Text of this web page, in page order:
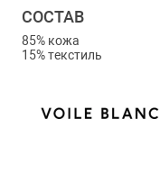
СОСТАВ
85% кожа
15% текстиль